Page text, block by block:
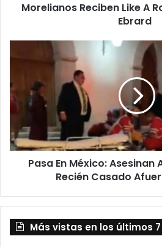
Morelianos Reciben Like A
Ebrard
En
Asesinan
A
Novio
Recién
CasadoPasa En México: Asesinan
Recién Casado
Más vistas en los últimos